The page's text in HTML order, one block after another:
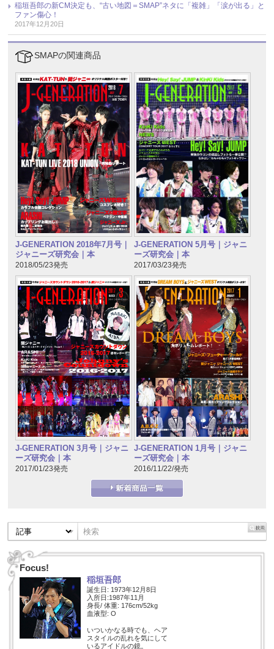
稲垣吾郎の新CM決定も、“古い地図＝SMAP”ネタに「複雑」「涙が出る」と
ファン傷心！
2017年12月20日
SMAPの関連商品
J-GENERATION 2018年7月号｜
ジャニーズ研究会｜本
2018/05/23発売
J-GENERATION 5月号｜ジャニ
ーズ研究会｜本
2017/03/23発売
J-GENERATION 3月号｜ジャニ
ーズ研究会｜本
2017/01/23発売
J-GENERATION 1月号｜ジャニ
ーズ研究会｜本
2016/11/22/発売
Focus!
稲垣吾郎
誕生日: 1973年12月8日
入所日:1987年11月
身長/ 体重: 176cm/52kg
血液型: O
いついかなる時でも、ヘア
スタイルの乱れを気にして
いるアイドルの鏡。